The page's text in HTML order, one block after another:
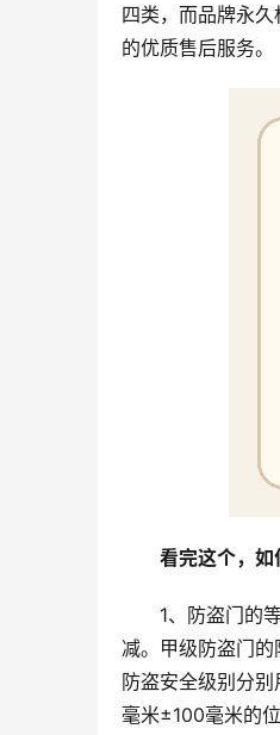
四类，而品牌永
的优质售后服务。
看完这个，如
1、防盗门的
减。甲级防盗门
防盗安全级别分别
毫米±100毫米的